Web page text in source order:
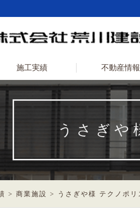
施工実績 不動産情報
うさぎ
> 商業施設 > うさぎや様 テクノポリ